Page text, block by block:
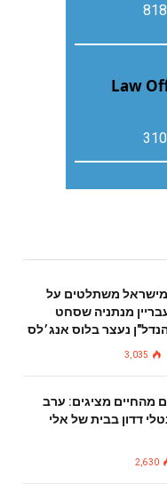
Law
מישראל משתלטים על
מנתניה שסחט
נעצר בלוס אנג׳לס
3,035
מהחיים מציגים: ערב
דדון בבית של אלי
2,630